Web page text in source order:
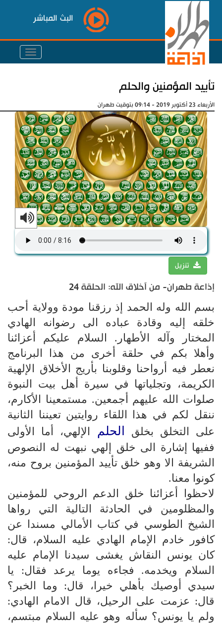
البث المباشر
تأييد المؤمنين والحلم
الأربعاء 23 أكتوبر 2019 - 09:14 بتوقيت طهران
تنزيل
إذاعة طهران- من آخلاق الله: الحلقة 24
بسم الله وله الحمد إذ رزقنا مودة وولاية أحب
خلقه إليه وقادة عباده الى رضوانه الهادي
المختار وآله الأطهار. السلام عليكم أعزائنا
وأهلا بكم في حلقة أخرى من هذا البرنامج
نعطر فيه أرواحنا وقلوبنا بأريج الأخلاق الإلهية
الكريمة، وتجلياتها في سيرة أهل بيت النبوة
صلوات الله عليهم أجمعين. مستمعينا الأكارم،
ننقل لكم في هذا اللقاء روايتين تعيننا الثانية
على التخلق بخلق
الحلم الإلهي، أما الأولى
ففيها إشارة الى خلق إلهي نبهت له النصوص
الشريفة الا وهو خلق تأييد المؤمنين بروح منه،
كونوا معنا.
لاحظوا أعزائنا خلق الدعم الروحي للمؤمنين
والمظلومين في الحادثة التالية التي رواها
الشيخ الطوسي في كتاب الأمالي مسندا عن
كافور خادم الإمام الهادي عليه السلام، قال:
كان يونس النقاش يغشى سيدنا الإمام عليه
السلام ويخدمه. فجاءه يوما يرعد فقال: يا
سيدي أوصيك بأهلي خيرا، قال: وما الخبر؟
قال: عزمت على الرحيل، قال الامام الهادي:
ولم يا يونس؟ سأله وهو عليه السلام مبتسم،